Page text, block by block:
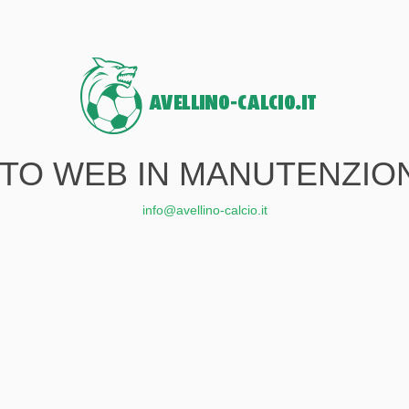
WEB IN
info@avellino-calcio.it